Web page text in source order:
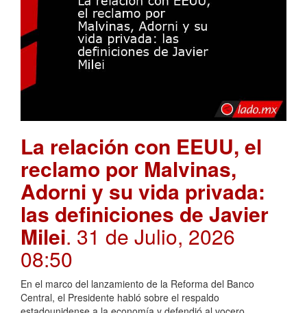
La relación con EEUU, el
reclamo por Malvinas,
Adorni y su vida privada:
las definiciones de Javier
Milei. 31 de Julio, 2026
08:50
En el marco del lanzamiento de la Reforma del Banco
Central, el Presidente habló sobre el respaldo